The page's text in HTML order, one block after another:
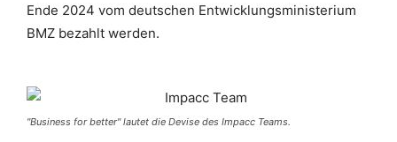
Ende 2024 vom deutschen Entwicklungsministerium
BMZ bezahlt werden.
"Business for better" lautet die Devise des Impacc Teams.